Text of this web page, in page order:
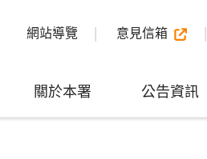
網站導覽 意見信箱
關於本署 公告資訊